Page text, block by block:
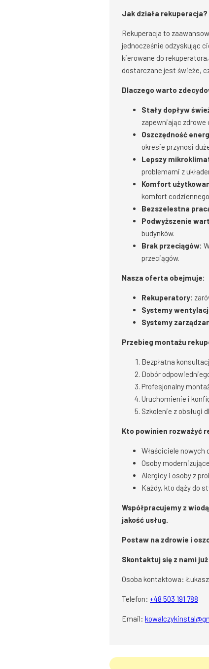
Jak działa rekuperacja?
Rekuperacja to
jednocześnie odzyskując
kierowane do
dostarczane jest świeże,
Dlaczego warto
Stały dopływ
zapewniając
Oszczędność
okresie przynosi
Lepszy
problemami z
Komfort
komfort
Bezszelestna
Podwyższenie
budynków.
Brak przeciągów:
przeciągów.
Nasza oferta obejmuje:
Rekuperatory:
Systemy
Systemy
Przebieg montażu
Bezpłatna
Dobór
Profesjonalny
Uruchomienie i
Szkolenie z obsługi
Kto powinien rozważyć
Właściciele nowych
Osoby
Alergicy i osoby z
Każdy, kto dąży do
Współpracujemy z
jakość usług.
Postaw na zdrowie i
Skontaktuj się z nami
Osoba kontaktowa:
Telefon: +48 503 191 788
Email: